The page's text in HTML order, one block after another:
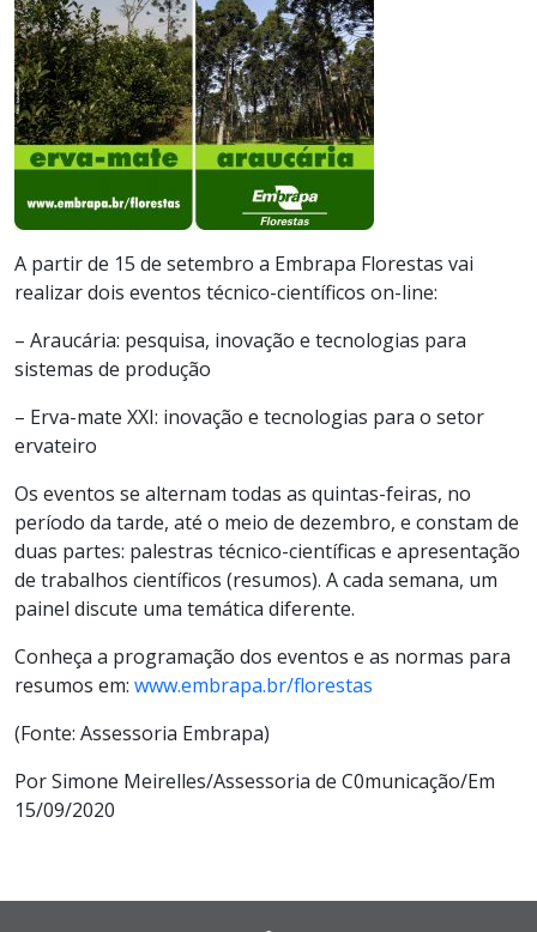
A partir de 15 de setembro a Embrapa Florestas vai
realizar dois eventos técnico-científicos on-line:
– Araucária: pesquisa, inovação e tecnologias para
sistemas de produção
– Erva-mate XXI: inovação e tecnologias para o setor
ervateiro
Os eventos se alternam todas as quintas-feiras, no
período da tarde, até o meio de dezembro, e constam de
duas partes: palestras técnico-científicas e apresentação
de trabalhos científicos (resumos). A cada semana, um
painel discute uma temática diferente.
Conheça a programação dos eventos e as normas para
resumos em: www.embrapa.br/florestas
(Fonte: Assessoria Embrapa)
Por Simone Meirelles/Assessoria de C0municação/Em
15/09/2020